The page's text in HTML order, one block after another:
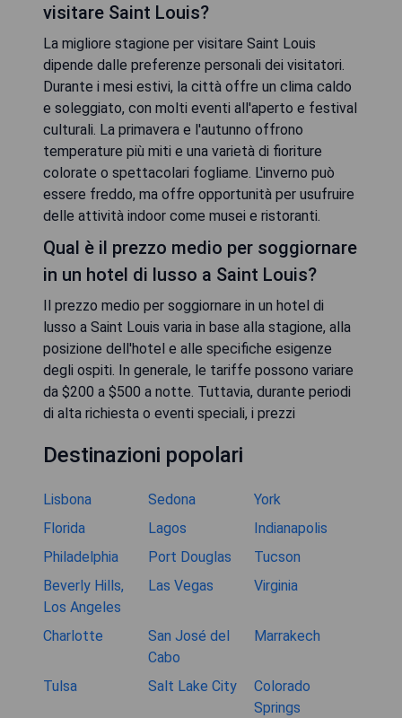
visitare Saint Louis?
La migliore stagione per visitare Saint Louis
dipende dalle preferenze personali dei visitatori.
Durante i mesi estivi, la città offre un clima caldo
e soleggiato, con molti eventi all'aperto e festival
culturali. La primavera e l'autunno offrono
temperature più miti e una varietà di fioriture
colorate o spettacolari fogliame. L'inverno può
essere freddo, ma offre opportunità per usufruire
delle attività indoor come musei e ristoranti.
Qual è il prezzo medio per soggiornare
in un hotel di lusso a Saint Louis?
Il prezzo medio per soggiornare in un hotel di
lusso a Saint Louis varia in base alla stagione, alla
posizione dell'hotel e alle specifiche esigenze
degli ospiti. In generale, le tariffe possono variare
da $200 a $500 a notte. Tuttavia, durante periodi
di alta richiesta o eventi speciali, i prezzi
Destinazioni popolari
Lisbona Sedona
York
Florida
Lagos
Indianapolis
Philadelphia
Port Douglas
Tucson
Beverly Hills,
Los Angeles
Las Vegas Virginia
Charlotte
San José del
Cabo
Marrakech
Tulsa Salt Lake City
Colorado
Springs